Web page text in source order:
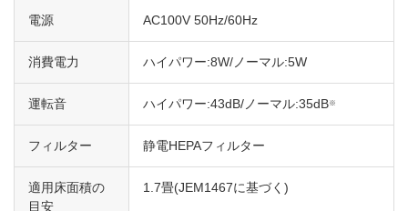
電源 AC100V 50Hz/60Hz
消費電力 ハイパワー:8W/ノーマル:5W
運転音 ハイパワー:43dB/ノーマル:35dB※
フィルター 静電HEPAフィルター
適用床面積の
目安
1.7畳(JEM1467に基づく)